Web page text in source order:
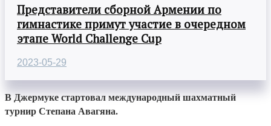
Представители сборной Армении по
гимнастике примут участие в очередном
этапе World Challenge Cup
2023-05-29
В Джермуке стартовал международный шахматный
турнир Степана Авагяна.